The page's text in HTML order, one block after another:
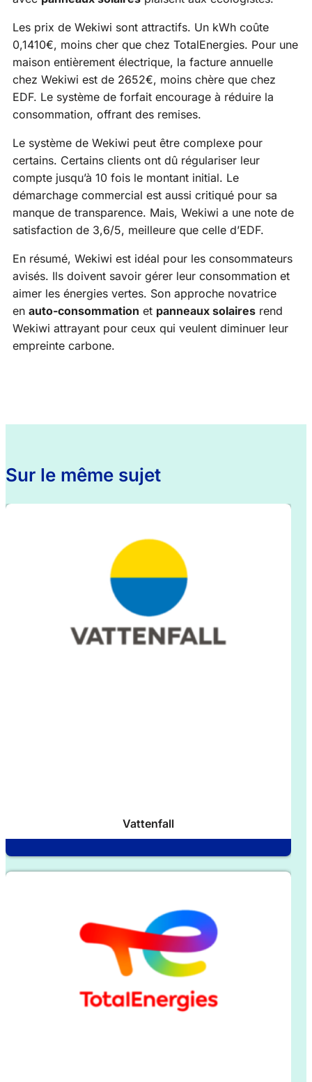
Les prix de Wekiwi sont attractifs. Un kWh coûte
0,1410€, moins cher que chez TotalEnergies. Pour une
maison entièrement électrique, la facture annuelle
chez Wekiwi est de 2652€, moins chère que chez
EDF. Le système de forfait encourage à réduire la
consommation, offrant des remises.
Le système de Wekiwi peut être complexe pour
certains. Certains clients ont dû régulariser leur
compte jusqu’à 10 fois le montant initial. Le
démarchage commercial est aussi critiqué pour sa
manque de transparence. Mais, Wekiwi a une note de
satisfaction de 3,6/5, meilleure que celle d’EDF.
En résumé, Wekiwi est idéal pour les consommateurs
avisés. Ils doivent savoir gérer leur consommation et
aimer les énergies vertes. Son approche novatrice
en auto-consommation et panneaux solaires rend
Wekiwi attrayant pour ceux qui veulent diminuer leur
empreinte carbone.
Sur le même sujet
Vattenfall